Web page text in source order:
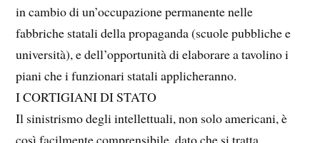
in cambio di un’occupazione permanente nelle
fabbriche statali della propaganda (scuole pubbliche e
università), e dell’opportunità di elaborare a tavolino i
piani che i funzionari statali applicheranno.
I CORTIGIANI DI STATO
Il sinistrismo degli intellettuali, non solo americani, è
così facilmente comprensibile, dato che si tratta